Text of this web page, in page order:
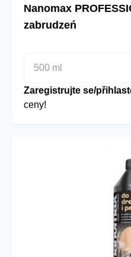
Nanomax
zabrudzeń
500 ml
Zaregistrujte se/
ceny!